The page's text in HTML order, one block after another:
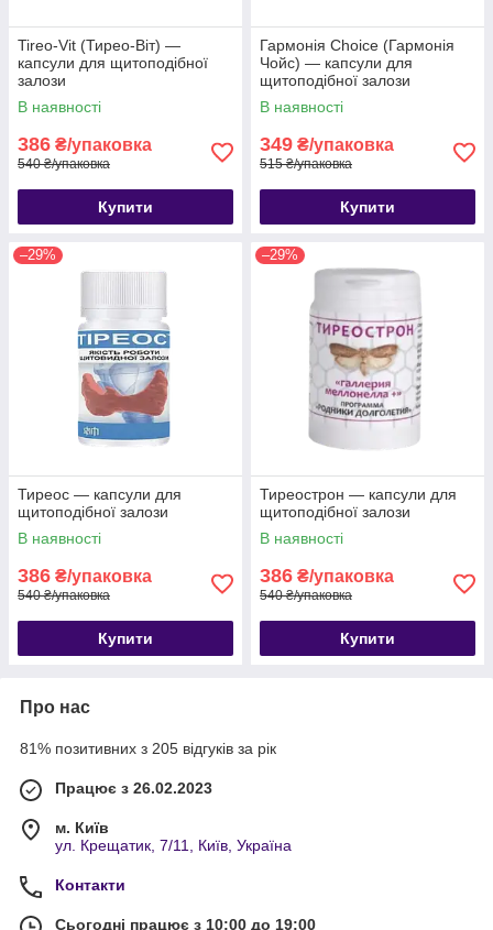
Tireo-Vit (Тирео-Віт) —
капсули для щитоподібної
залози
В наявності
386 ₴/упаковка
540 ₴/упаковка
Купити
Гармонія Choice (Гармонія
Чойс) — капсули для
щитоподібної залози
В наявності
349 ₴/упаковка
515 ₴/упаковка
Купити
–29%
Тиреос — капсули для
щитоподібної залози
В наявності
386 ₴/упаковка
540 ₴/упаковка
Купити
–29%
Тиреострон — капсули для
щитоподібної залози
В наявності
386 ₴/упаковка
540 ₴/упаковка
Купити
Про нас
81% позитивних з 205 відгуків за рік
Працює з 26.02.2023
м. Київ
ул. Крещатик, 7/11, Київ, Україна
Контакти
Сьогодні працює з 10:00 до 19:00